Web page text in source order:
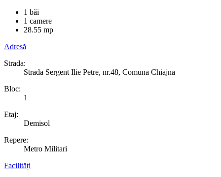
1 băi
1 camere
28.55 mp
Adresă
Strada:
Strada Sergent Ilie Petre, nr.48, Comuna Chiajna
Bloc:
1
Etaj:
Demisol
Repere:
Metro Militari
Facilități